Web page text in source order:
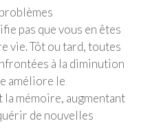
pas que vous en êtes
vie. Tôt ou tard, toutes
à la diminution
améliore le
mémoire, augmentant
de nouvelles